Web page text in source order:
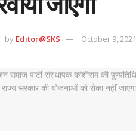
by Editor@SKS October 9, 2021